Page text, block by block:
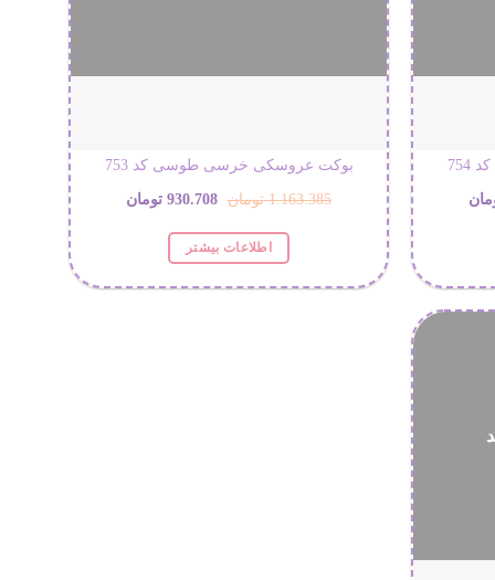
قیمت
930.708 تومان.
بوکت عروسکی خرسی طوسی کد 753
1.163.385 تومان قیمت
اصلی:
930.708 تومانقیمت
930.708 تومان.
اطلاعات بیشتر